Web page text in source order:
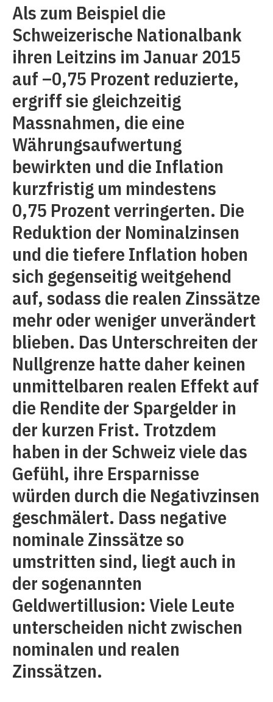
Als zum Beispiel die
Schweizerische Nationalbank
ihren Leitzins im Januar 2015
auf –0,75 Prozent reduzierte,
ergriff sie gleichzeitig
Massnahmen, die eine
Währungsaufwertung
bewirkten und die Inflation
kurzfristig um mindestens
0,75 Prozent verringerten. Die
Reduktion der Nominalzinsen
und die tiefere Inflation hoben
sich gegenseitig weitgehend
auf, sodass die realen Zinssätze
mehr oder weniger unverändert
blieben. Das Unterschreiten der
Nullgrenze hatte daher keinen
unmittelbaren realen Effekt auf
die Rendite der Spargelder in
der kurzen Frist. Trotzdem
haben in der Schweiz viele das
Gefühl, ihre Ersparnisse
würden durch die Negativzinsen
geschmälert. Dass negative
nominale Zinssätze so
umstritten sind, liegt auch in
der sogenannten
Geldwertillusion: Viele Leute
unterscheiden nicht zwischen
nominalen und realen
Zinssätzen.